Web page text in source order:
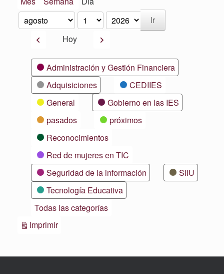
Mes
Día
Año
AnteriorHoy Siguiente
CategoríasAdministración y Gestión Financiera
Adquisiciones
CEDIIES
General
Gobierno en las IES
pasados
próximos
Reconocimientos
Red de mujeres en TIC
Seguridad de la información
SIIU
Tecnología Educativa
Todas las categorías
ImprimirVistas